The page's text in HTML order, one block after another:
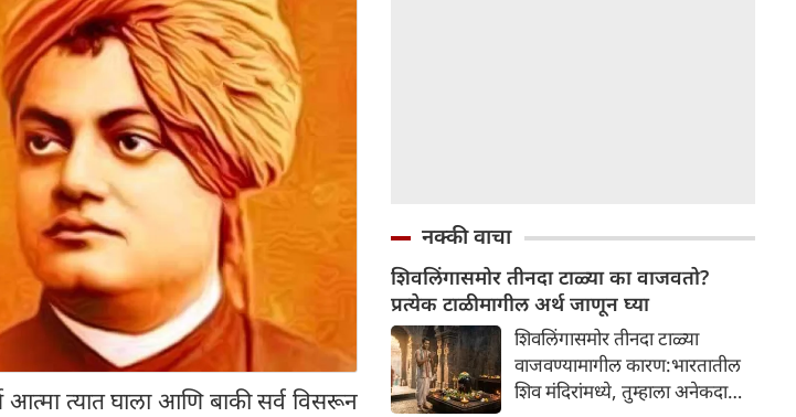
त्यात घाला आणि बाकी सर्व विसरून
नक्की वाचा
शिवलिंगासमोर तीनदा टाळ्या का वाजवतो?
प्रत्येक टाळीमागील अर्थ जाणून घ्या
शिवलिंगासमोर तीनदा टाळ्या
वाजवण्यामागील कारण:भारतातील
शिव मंदिरांमध्ये, तुम्हाला अनेकदा